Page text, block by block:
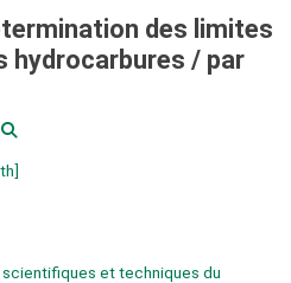
des limites
hydrocarbures / par
et techniques du